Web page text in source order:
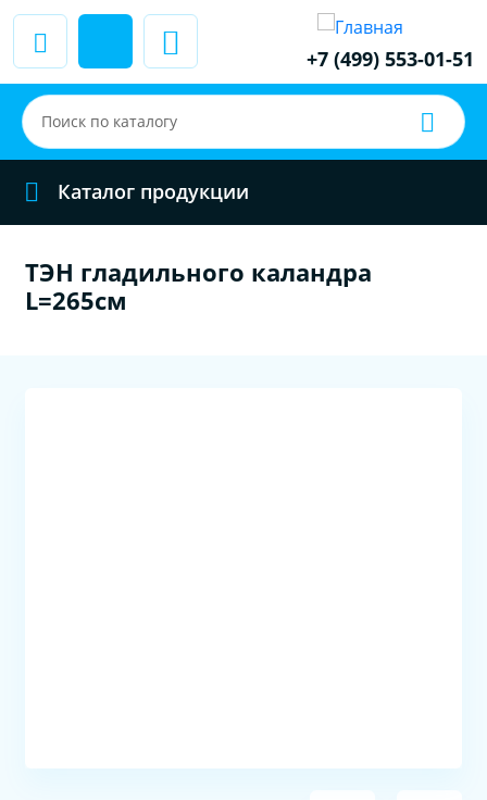
+7 (499) 553-01-51
Каталог продукции
ТЭН гладильного каландра
L=265см